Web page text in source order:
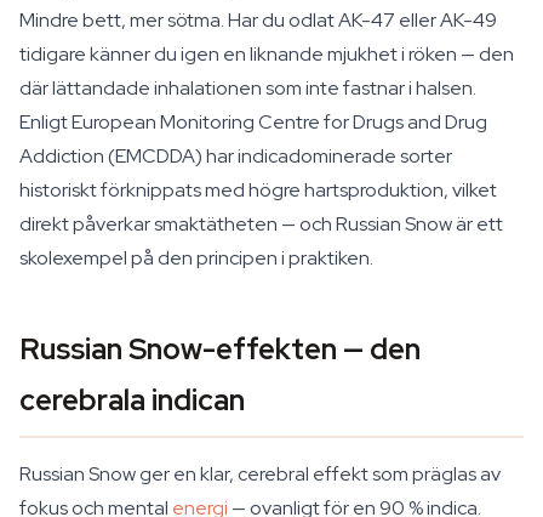
Mindre bett, mer sötma. Har du odlat AK-47 eller AK-49
tidigare känner du igen en liknande mjukhet i röken — den
där lättandade inhalationen som inte fastnar i halsen.
Enligt European Monitoring Centre for Drugs and Drug
Addiction (EMCDDA) har indicadominerade sorter
historiskt förknippats med högre hartsproduktion, vilket
direkt påverkar smaktätheten — och Russian Snow är ett
skolexempel på den principen i praktiken.
Russian Snow-effekten — den
cerebrala indican
Russian Snow ger en klar, cerebral effekt som präglas av
fokus och mental energi — ovanligt för en 90 % indica.